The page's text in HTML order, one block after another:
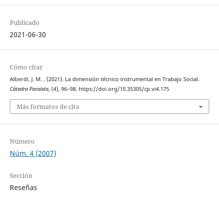
Publicado
2021-06-30
Cómo citar
Alberdi, J. M. . (2021). La dimensión técnico instrumental en Trabajo Social.
Cátedra Paralela, (4), 96–98. https://doi.org/10.35305/cp.vi4.175
Más formatos de cita
Número
Núm. 4 (2007)
Sección
Reseñas